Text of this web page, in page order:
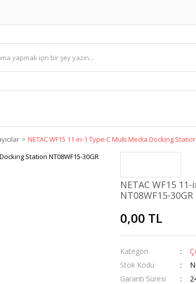
NETAC WF15 11-in-1 Type-C Multi Media Docking
NETAC WF15
NT08WF15-30GR
0,00 TL
Kategori
Stok Kodu
Garanti Süresi